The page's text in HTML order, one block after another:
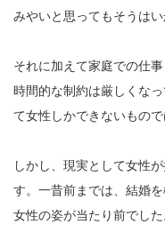
みやいと思ってもそうはい
それに加えて家庭での仕
時間的な制約は厳しくな
て女性しかできないもので
しかし、現実として女性
す。一昔前までは、結婚
女性の姿が当たり前でした